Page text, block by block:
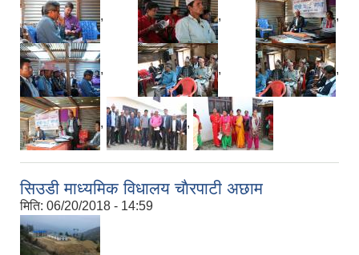
, , ,
, , ,
, ,
सिउडी माध्यमिक विधालय चाैरपाटी अछाम
मिति: 06/20/2018 - 14:59